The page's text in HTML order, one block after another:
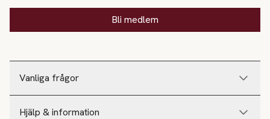
Vanliga frågor
Hjälp & information
Bli medlem